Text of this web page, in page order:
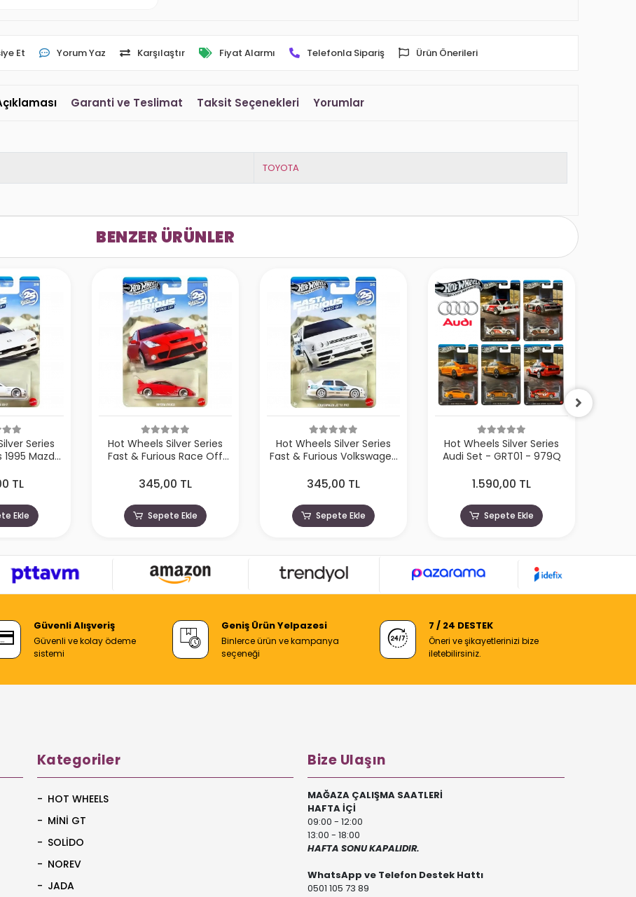
Et Yorum Yaz Karşılaştır Fiyat Alarmı Telefonla Sipariş Ürün Önerileri
Garanti ve Teslimat Taksit Seçenekleri Yorumlar
TOYOTA
BENZER ÜRÜNLER
Series
1995 Mazda
TL
Ekle
Hot Wheels Silver Series
Fast & Furious Race Off
JKX15
345,00 TL
Sepete Ekle
Hot Wheels Silver Series
Fast & Furious Volkswagen
345,00 TL
Sepete Ekle
Hot Wheels Silver Series
Audi Set - GRT01 - 979Q
1.590,00 TL
Sepete Ekle
Güvenli Alışveriş
Güvenli ve kolay ödeme
sistemi
Geniş Ürün Yelpazesi
Binlerce ürün ve kampanya
seçeneği
7 / 24 DESTEK
Öneri ve şikayetlerinizi bize
iletebilirsiniz.
Kategoriler
HOT WHEELS
MİNİ GT
SOLİDO
NOREV
JADA
Bize Ulaşın
MAĞAZA ÇALIŞMA SAATLERİ
HAFTA İÇİ
09:00 - 12:00
13:00 - 18:00
HAFTA SONU KAPALIDIR.
WhatsApp ve Telefon Destek Hattı
0501 105 73 89